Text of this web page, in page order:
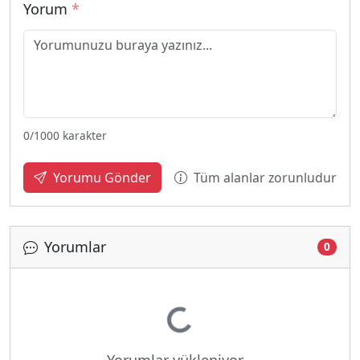
Yorum *
0/1000 karakter
Yorumu Gönder Tüm alanlar zorunludur
Yorumlar 0
Yükleniyor...